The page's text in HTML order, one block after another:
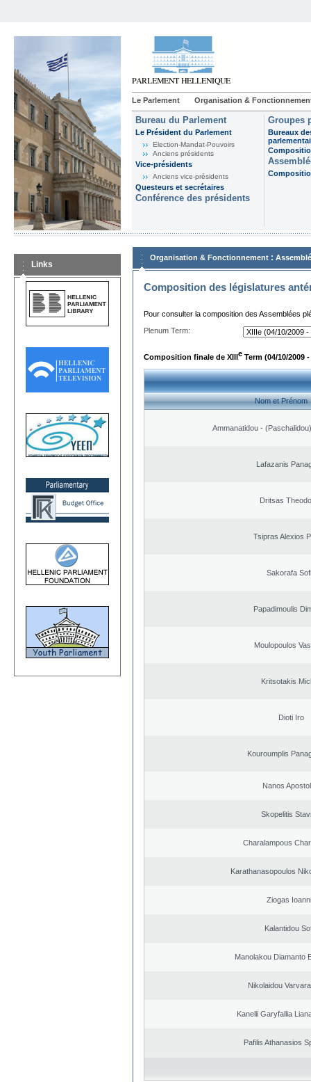
Le Parlement Organisation &
Bureau du Parlement
Le Président du Parlement
Election-Mandat-Pouvoirs
Anciens présidents
Vice-présidents
Anciens vice-présidents
Questeurs et secrétaires
Conférence des présidents
Groupes
Bureaux
Links
Organisation & Fonctionnement :
Composition des législatures
Pour consulter la composition des Assemblées
Plenum Term:
Composition finale de XIIIe Term (04/10/2009 -
Nom et Prénom
Ammanatidou -
Lafazanis
Dritsas
Tsipras Alexios
Sakorafa
Papadimoulis
Moulopoulos
Kritsotakis
Dioti Iro
Kouroumplis
Nanos
Skopelitis
Charalampous
Karathanasopoulos
Ziogas
Kalantidou
Manolakou Diamanto
Nikolaidou
Kanelli Garyfallia
Pafilis Athanasios